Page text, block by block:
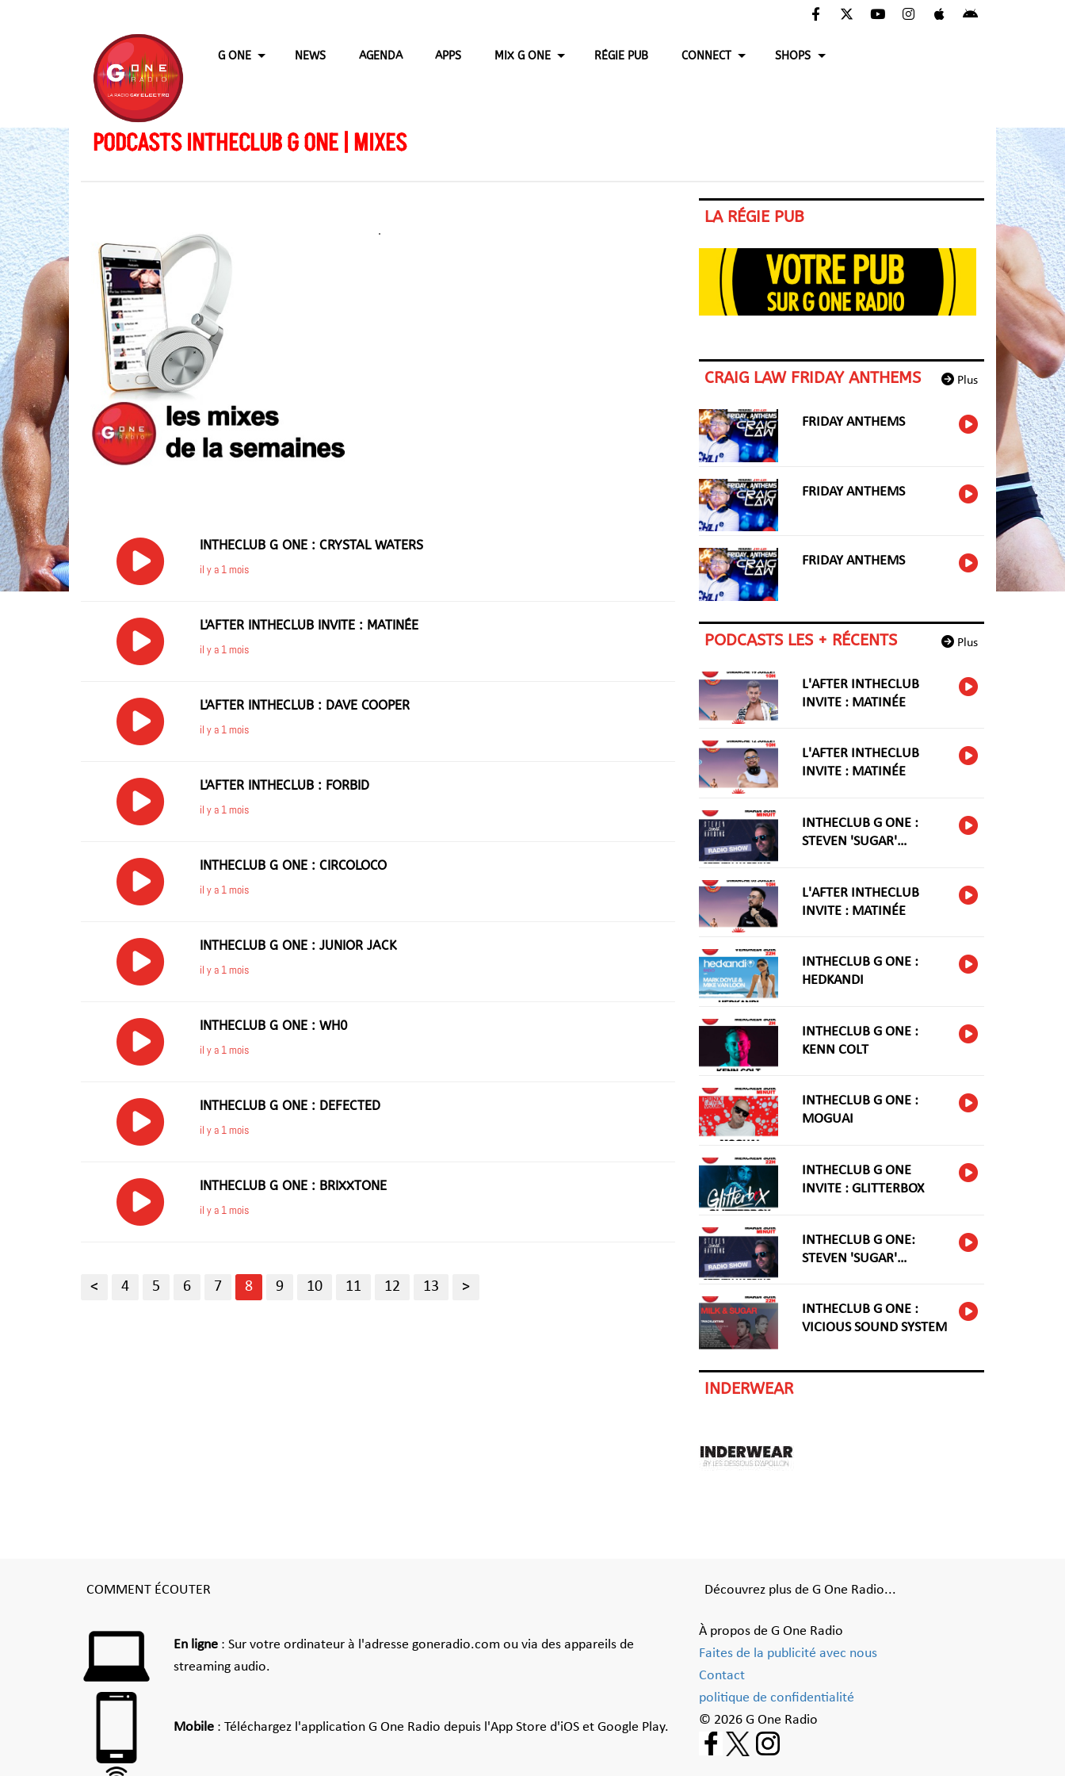
G ONE NEWS AGENDA APPS MIX G ONE RÉGIE PUB CONNECT SHOPS
PODCASTS INTHECLUB G ONE | MIXES
.
INTHECLUB G ONE : CRYSTAL WATERS
il y a 1 mois
L'AFTER INTHECLUB INVITE : MATINÉE
il y a 1 mois
L'AFTER INTHECLUB : DAVE COOPER
il y a 1 mois
L'AFTER INTHECLUB : FORBID
il y a 1 mois
INTHECLUB G ONE : CIRCOLOCO
il y a 1 mois
INTHECLUB G ONE : JUNIOR JACK
il y a 1 mois
INTHECLUB G ONE : WH0
il y a 1 mois
INTHECLUB G ONE : DEFECTED
il y a 1 mois
INTHECLUB G ONE : BRIXXTONE
il y a 1 mois
< 4 5 6 7 8 9 10 11 12 13 >
LA RÉGIE PUB
Plus
CRAIG LAW FRIDAY ANTHEMS
FRIDAY ANTHEMS
FRIDAY ANTHEMS
FRIDAY ANTHEMS
Plus
PODCASTS LES + RÉCENTS
L'AFTER INTHECLUB
INVITE : MATINÉE
L'AFTER INTHECLUB
INVITE : MATINÉE
INTHECLUB G ONE :
STEVEN 'SUGAR'
L'AFTER INTHECLUB
INVITE : MATINÉE
INTHECLUB G ONE :
HEDKANDI
INTHECLUB G ONE :
KENN COLT
INTHECLUB G ONE :
MOGUAI
INTHECLUB G ONE
INVITE : GLITTERBOX
INTHECLUB G ONE:
STEVEN 'SUGAR'
INTHECLUB G ONE :
VICIOUS SOUND SYSTEM
INDERWEAR
COMMENT ÉCOUTER
En ligne : Sur votre ordinateur à l'adresse goneradio.com ou via des appareils de
streaming audio.
Mobile : Téléchargez l'application G One Radio depuis l'App Store d'iOS et Google Play.
Découvrez plus de G One Radio...
À propos de G One Radio
Faites de la publicité avec nous
Contact
politique de confidentialité
© 2026 G One Radio